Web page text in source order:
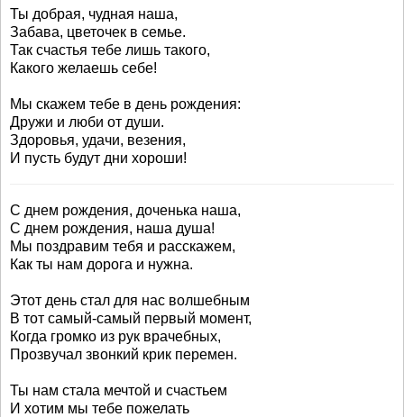
Ты добрая, чудная наша,
Забава, цветочек в семье.
Так счастья тебе лишь такого,
Какого желаешь себе!
Мы скажем тебе в день рождения:
Дружи и люби от души.
Здоровья, удачи, везения,
И пусть будут дни хороши!
С днем рождения, доченька наша,
С днем рождения, наша душа!
Мы поздравим тебя и расскажем,
Как ты нам дорога и нужна.
Этот день стал для нас волшебным
В тот самый-самый первый момент,
Когда громко из рук врачебных,
Прозвучал звонкий крик перемен.
Ты нам стала мечтой и счастьем
И хотим мы тебе пожелать